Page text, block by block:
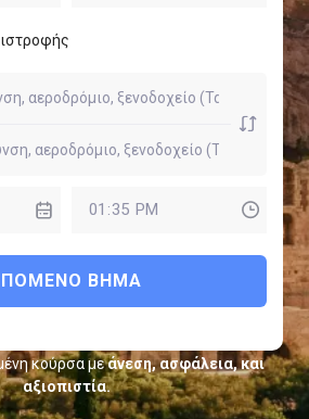
ΒΉΜΑ
κούρσα μεάνεση, ασφάλεια, και
αξιοπιστία.